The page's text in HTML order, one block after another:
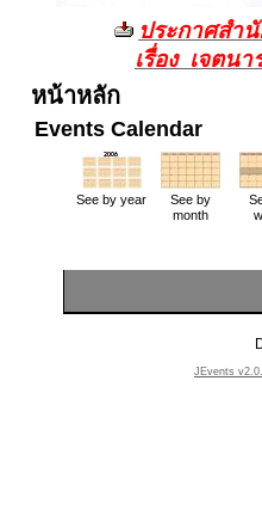
ประกาศสำ
เรื่อง เจตน
หน้าหลัก
Events Calendar
See by year
See by
month
JEvents